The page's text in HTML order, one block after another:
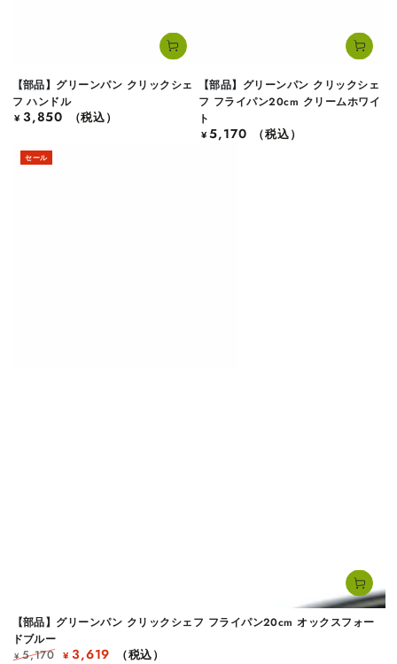
【部品】グリーンパン クリックシェ
フ ハンドル
定
¥ 3,850 （税込）
【部品】グリーンパン クリックシェ
フ フライパン20cm クリームホワイ
ト
定
¥5,170 （税込）
【部品】グリーンパン クリックシェフ フライパン20cm オックスフォー
ドブルー
¥ 5,170 ¥ 3,619 （税込）
セール